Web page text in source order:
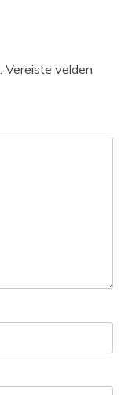
Vereiste velden